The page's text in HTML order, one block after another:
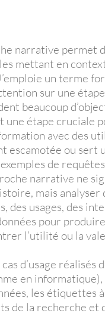
narrative permet
les mettant en
un terme
sur une
beaucoup
une étape cruciale
avec des
escamotée ou sert
de
narrative ne
mais analyser
des usages, des
pour
l’utilité ou la
d’usage réalisés
en
les étiquettes
de la recherche et